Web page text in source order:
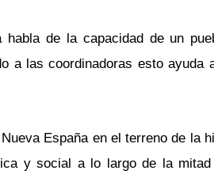
de la capacidad de un
a las coordinadoras esto ayuda
España en el terreno de la
y social a lo largo de la